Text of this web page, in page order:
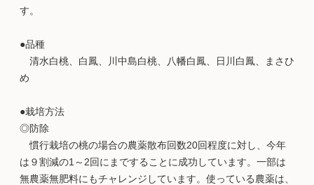
す。
●品種
清水白桃、白鳳、川中島白桃、八幡白鳳、日川白鳳、まさひ
め
●栽培方法
◎防除
慣行栽培の桃の場合の農薬散布回数20回程度に対し、今年
は９割減の1～2回にまですることに成功しています。一部は
無農薬無肥料にもチャレンジしています。使っている農薬は、